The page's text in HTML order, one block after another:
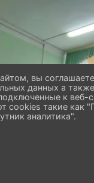
вы
данных а
к веб-
cookies такие как
аналитика".